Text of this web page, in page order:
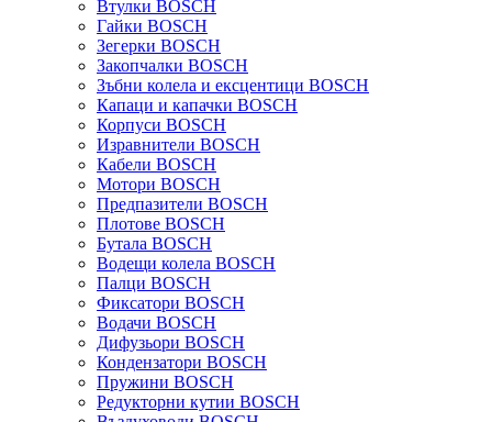
Втулки BOSCH
Гайки BOSCH
Зегерки BOSCH
Закопчалки BOSCH
Зъбни колела и ексцентици BOSCH
Капаци и капачки BOSCH
Корпуси BOSCH
Изравнители BOSCH
Кабели BOSCH
Мотори BOSCH
Предпазители BOSCH
Плотове BOSCH
Бутала BOSCH
Водещи колела BOSCH
Палци BOSCH
Фиксатори BOSCH
Водачи BOSCH
Дифузьори BOSCH
Кондензатори BOSCH
Пружини BOSCH
Редукторни кутии BOSCH